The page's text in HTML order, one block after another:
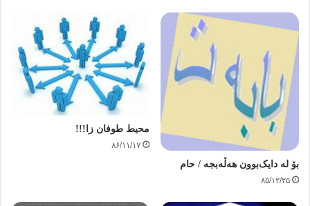
بۆ له‌ دایک‌بوون هه‌ڵه‌بجه‌ / حام
۸۵/۱۲/۲۵
محیط طوفان زا!!!
۸۶/۱۱/۱۷